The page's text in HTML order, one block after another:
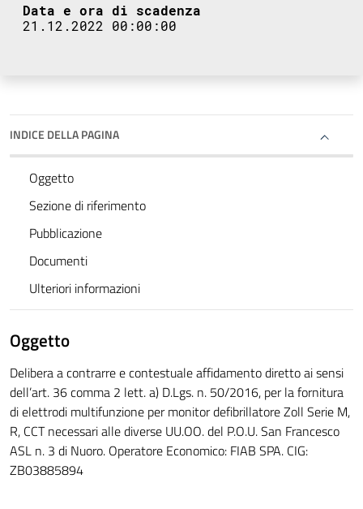
Data e ora di scadenza
21.12.2022 00:00:00
INDICE DELLA PAGINA
Oggetto
Sezione di riferimento
Pubblicazione
Documenti
Ulteriori informazioni
Oggetto
Delibera a contrarre e contestuale affidamento diretto ai sensi
dell’art. 36 comma 2 lett. a) D.Lgs. n. 50/2016, per la fornitura
di elettrodi multifunzione per monitor defibrillatore Zoll Serie M,
R, CCT necessari alle diverse UU.OO. del P.O.U. San Francesco
ASL n. 3 di Nuoro. Operatore Economico: FIAB SPA. CIG:
ZB03885894